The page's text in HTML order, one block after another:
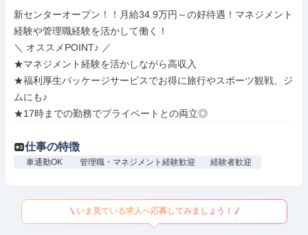
新センターオープン！！月給34.9万円～の好待遇！マネジメント
経験や管理職経験を活かして働く！
＼ オススメPOINT♪ ／
★マネジメント経験を活かしながら高収入
★福利厚生パッケージサービスでお得に旅行やスポーツ観戦、ジ
ムにも♪
★17時までの勤務でプライベートとの両立◎
仕事の特徴
車通勤OK 管理職・マネジメント経験歓迎 経験者歓迎
いま見ている求人へ応募してみましょう！